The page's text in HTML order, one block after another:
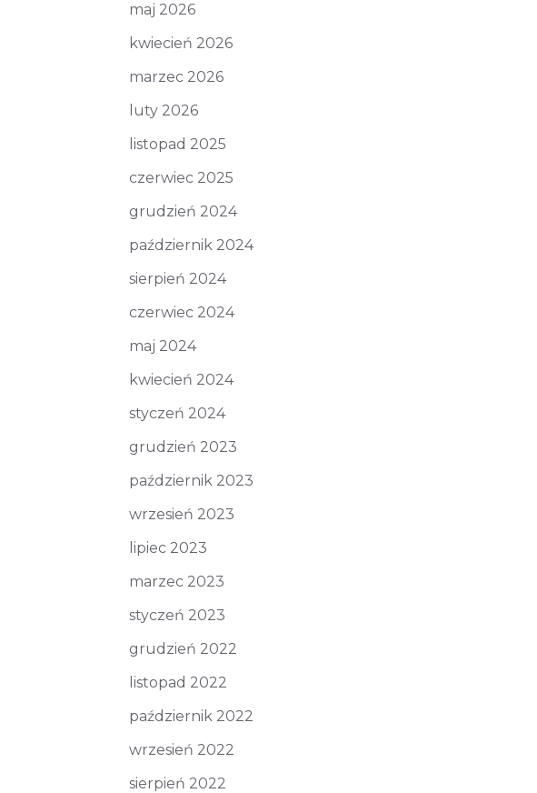
maj 2026
kwiecień 2026
marzec 2026
luty 2026
listopad 2025
czerwiec 2025
grudzień 2024
październik 2024
sierpień 2024
czerwiec 2024
maj 2024
kwiecień 2024
styczeń 2024
grudzień 2023
październik 2023
wrzesień 2023
lipiec 2023
marzec 2023
styczeń 2023
grudzień 2022
listopad 2022
październik 2022
wrzesień 2022
sierpień 2022